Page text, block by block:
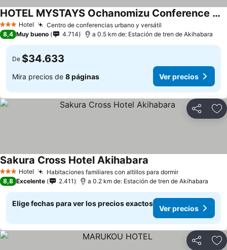
3 Estrellas
Hotel Centro de conferencias urbano y versátil
HOTEL MYSTAYS Ochanomizu Conference Center
8,4 Muy bueno 4.714 a 0.5 km de: Estación de tren de Akihabara
De $34.633
Mira precios de 8 páginas Ver precios
Compartir
3 Estrellas
Hotel Habitaciones familiares con altillos para dormir
Sakura Cross Hotel Akihabara
8,8 Excelente 2.411 a 0.2 km de: Estación de tren de Akihabara
Elige fechas para ver los precios exactos
Ver precios
Compartir